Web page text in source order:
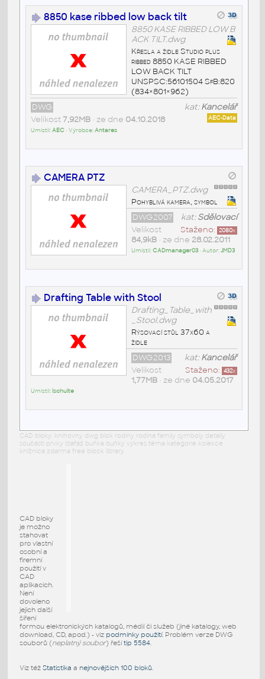
8850 kase ribbed low back tilt
8850 KASE RIBBED LOW B
ACK TILT.dwg
Křesla a židle Studio plus
ribbed 8850 KASE RIBBED
LOW BACK TILT
UNSPSC:56101504 SfB:820
(834×801×962)
kat:Kancelář
DWG
AEC-Data
Velikost 7,92MB• ze dne 04.10.2018
Umístil:AEC• Výrobce:Antares
CAMERA PTZ
CAMERA_PTZ.dwg
Pohyblivá kamera, symbol
kat:Sdělovací
DWG2007
Staženo: 2080x
Velikost
84,9kB• ze dne 28.02.2011
Umístil:CADmanager03• Autor:JMD3
Drafting Table with Stool
Drafting_Table_with
_Stool.dwg
Rýsovací stůl 37x60 a
židle
kat:Kancelář
DWG2013
Staženo: 432x
Velikost
1,77MB• ze dne 04.05.2017
Umístil: lschulte
CAD bloky: knihovny dwg blok rodiny rodina family symboly detaily
součásti prvky stafáž buňka buňky výkres téma kategorie kolekce
knižnica zdarma free block library
CAD bloky
je možno
stahovat
pro vlastní
osobní a
firemní
použití v
CAD
aplikacích.
Není
dovoleno
jejich další
šíření
formou elektronických katalogů, médií či služeb (jiné katalogy, web
download, CD, apod.) - viz podmínky použití. Problém verze DWG
souborů (neplatný soubor) řešítip 5584.
Viz též Statistika a nejnovějších 100 bloků.